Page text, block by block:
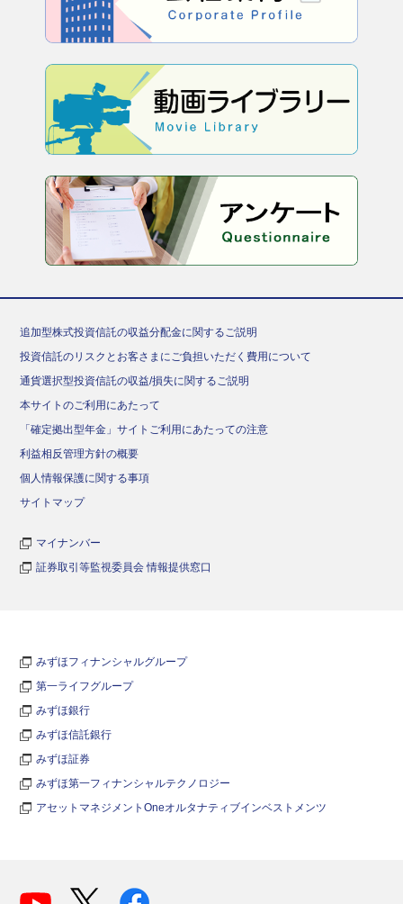
追加型株式投資信託の収益分配金に関するご説明
投資信託のリスクとお客さまにご負担いただく費用について
通貨選択型投資信託の収益/損失に関するご説明
本サイトのご利用にあたって
「確定拠出型年金」サイトご利用にあたっての注意
利益相反管理方針の概要
個人情報保護に関する事項
サイトマップ
マイナンバー
証券取引等監視委員会 情報提供窓口
みずほフィナンシャルグループ
第一ライフグループ
みずほ銀行
みずほ信託銀行
みずほ証券
みずほ第一フィナンシャルテクノロジー
アセットマネジメントOneオルタナティブインベストメンツ